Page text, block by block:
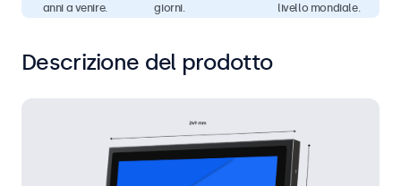
anni a venire.
giorni.
livello mondiale.
Descrizione del prodotto